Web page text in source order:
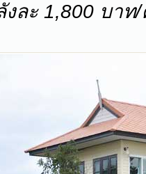
งละ 1,800 บาท